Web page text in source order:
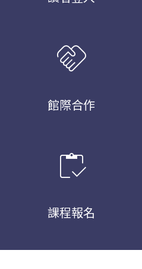
handshake
館際合作
inventory
課程報名